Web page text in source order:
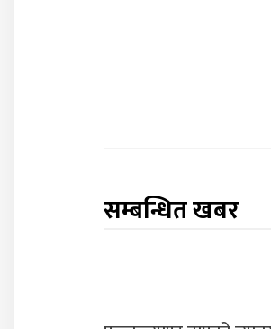
सम्बन्धित खबर